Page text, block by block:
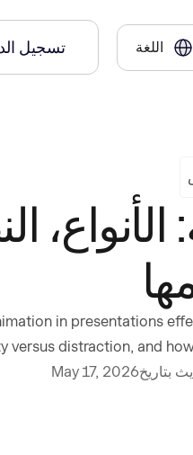
اللغة تسجيل
in presentations
versus distraction, and
بتاريخMay 17, 2026